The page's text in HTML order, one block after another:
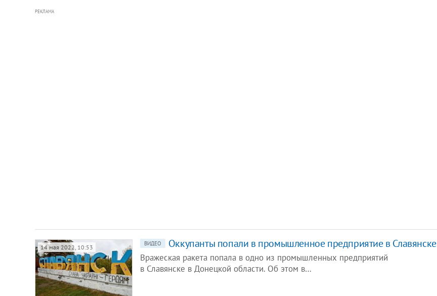
РЕКЛАМА
14 мая 2022, 10:53 ВИДЕО Оккупанты попали в промышленное предприятие в Славянске
Вражеская ракета попала в одно из промышленных предприятий
в Славянске в Донецкой области. Об этом в…